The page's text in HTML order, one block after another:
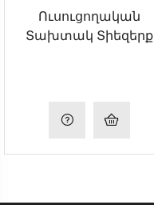
Ուսուցողական
Տախտակ Տիեզերք